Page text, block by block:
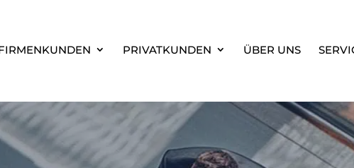
PRIVATKUNDEN ÜBER UNS